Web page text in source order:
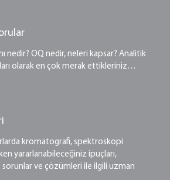
nedir? OQ nedir, neleri kapsar? Analitik
olarak en çok merak ettikleriniz…
kromatografi, spektroskopi
yararlanabileceğiniz ipuçları,
sorunlar ve çözümleri ile ilgili uzman